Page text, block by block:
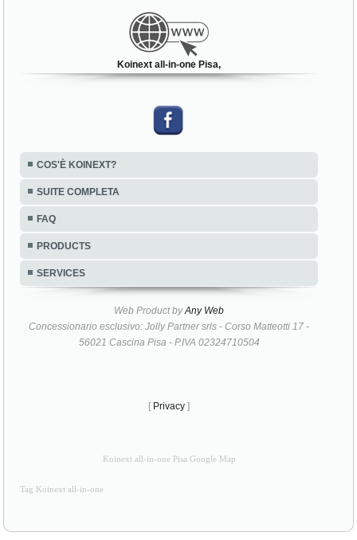
Koinext all-in-one Pisa,
COS'È KOINEXT?
SUITE COMPLETA
FAQ
PRODUCTS
SERVICES
Web Product byAny Web
Concessionario esclusivo: Jolly Partner srls - Corso Matteotti 17 -
56021 Cascina Pisa - P.IVA 02324710504
[ Privacy ]
Koinext all-in-one Pisa Google Map
Tag Koinext all-in-one